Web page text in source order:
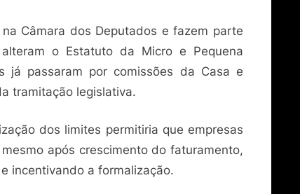
Câmara dos Deputados e fazem parte
o Estatuto da Micro e Pequena
já passaram por comissões da Casa e
tramitação legislativa.
dos limites permitiria que empresas
após crescimento do faturamento,
incentivando a formalização.